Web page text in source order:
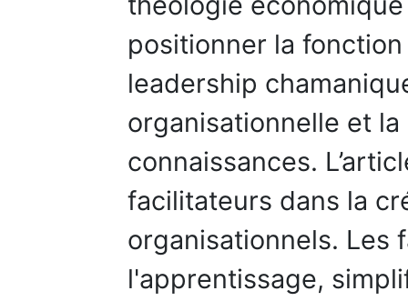
positionner la
leadership
organisationnelle et
connaissances.
facilitateurs dans la
organisationnels. Les
l'apprentissage,